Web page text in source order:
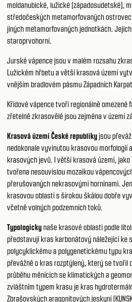
moldanubické, lužické (západosudetské),
středočeských metamorfovaných
jiných metamorfovaných jednotkách.
staroprvohorní.
Jurské vápence jsou v malém rozsahu
Lužickém hřbetu a větší krasová území
vnějším bradlovém pásmu Západních
Křídové vápence tvoří regionálně omezené
zřetelně zkrasovělé jsou zejména v území
Krasová území České republiky jsou
nedokonale vyvinutou krasovou morfologií
krasových jevů. I větší krasová území,
tvořena nesouvislou mozaikou
přerušovaných nekrasovými horninami.
krasovou oblastí s širokou škálou dobře
včetně volných podzemních toků.
Typologicky naše krasové oblasti podle
představují kras karbonátový náležející ke
polycyklickému a polygenetickému typu
převážně o kras rozptýlený, který se tvořil
průběhu měnících se klimatických a
zvláštním typem krasu je kras
Zbrašovských aragonitových jeskyní